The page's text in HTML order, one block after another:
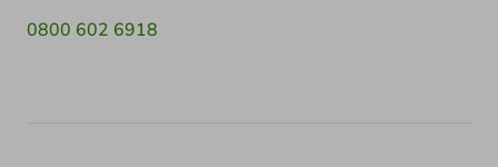
0800 602 6918